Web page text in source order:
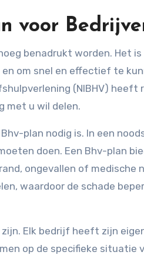
voor
om snel en effectief te
(NIBHV) heeft
met u wil delen.
plan nodig is. In een
doen. Een Bhv-plan
ongevallen of medische
waardoor de schade
Elk bedrijf heeft zijn
op de specifieke situatie